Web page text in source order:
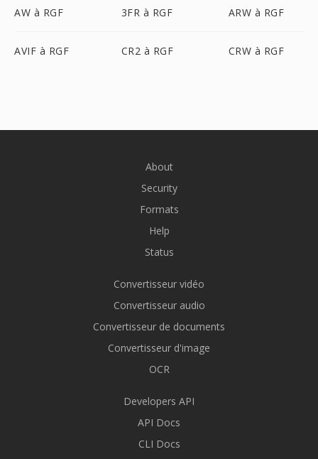
AW à RGF 3FR à RGF ARW à RGF
AVIF à RGF CR2 à RGF CRW à RGF
About
Security
Formats
Help
Status
Convertisseur vidéo
Convertisseur audio
Convertisseur de documents
Convertisseur d'image
OCR
Developers API
API Docs
CLI Docs